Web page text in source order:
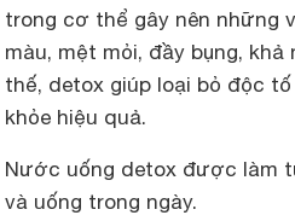
trong cơ thể gây nên những
màu, mệt mỏi, đầy bụng,
thế, detox giúp loại bỏ độc
khỏe hiệu quả.
Nước uống detox được làm
và uống trong ngày.